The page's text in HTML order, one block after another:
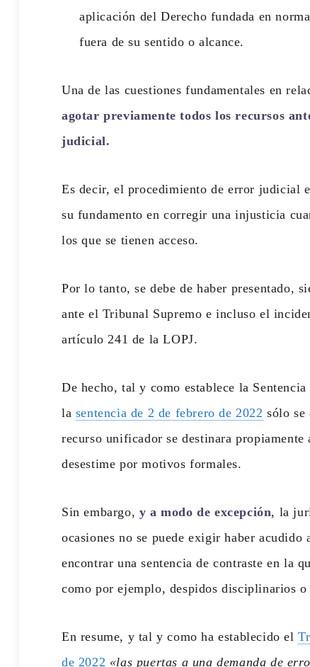
aplicación del Derecho fundada en
fuera de su sentido o alcance.
Una de las cuestiones fundamentales en
agotar previamente todos los recursos
judicial.
Es decir, el procedimiento de error judicial
su fundamento en corregir una injusticia
los que se tienen acceso.
Por lo tanto, se debe de haber presentado,
ante el Tribunal Supremo e incluso el
artículo 241 de la LOPJ.
De hecho, tal y como establece la Sentencia
la sentencia de 2 de febrero de 2022 sólo se
recurso unificador se destinara
desestime por motivos formales.
Sin embargo, y a modo de excepción, la
ocasiones no se puede exigir haber
encontrar una sentencia de contraste en la
como por ejemplo, despidos disciplinarios o
En resume, y tal y como ha establecido el
de 2022 «las puertas a una demanda de